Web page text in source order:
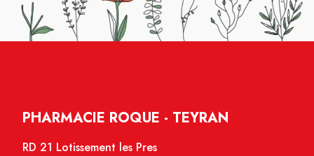
PHARMACIE ROQUE - TEYRAN
RD 21 Lotissement les Pres